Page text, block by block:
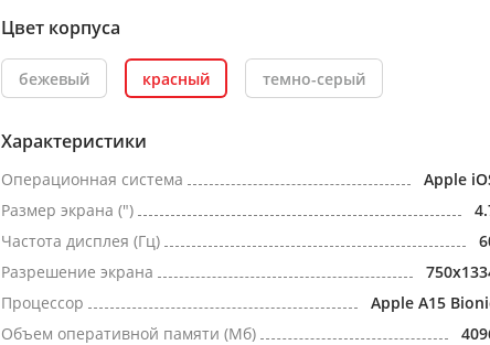
Цвет корпуса
бежевый красный темно-серый
Характеристики
Операционная система
Apple
Размер экрана (")
Частота дисплея (Гц)
Разрешение экрана
Процессор
Apple A15
Объем оперативной памяти (Мб)